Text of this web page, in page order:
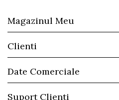
Magazinul Meu
Clienti
Date Comerciale
Suport Clienti